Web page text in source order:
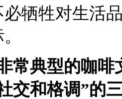
牺牲对生活
典型的咖啡
交和格调”的